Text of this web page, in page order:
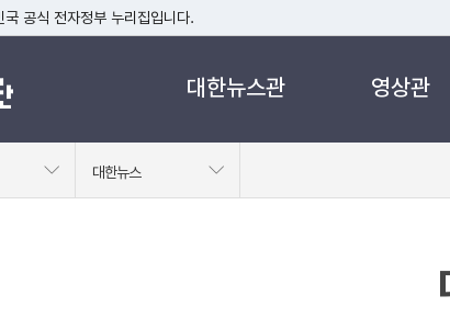
국 공식 전자정부 누리집입니다.
인하기
는 누리집은 대한민국 정부기관이 관리하는 누리집입니다.
대한뉴스관 영상관
대한뉴스